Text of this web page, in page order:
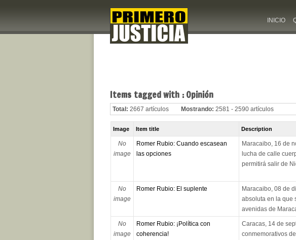
INICIO
Items tagged with : Opinión
Total: 2667 artículos Mostrando: 2581 - 2590 artículos
Image Item title Description
No
image
Romer Rubio: Cuando escasean
las opciones
Maracaibo, 16 de
lucha de calle
permitirá salir de
No
image
Romer Rubio: El suplente
Maracaibo, 08 de
absoluta en la que
avenidas de
No
image
Romer Rubio: ¡Política con
coherencia!
Caracas, 14 de
conmemorativos